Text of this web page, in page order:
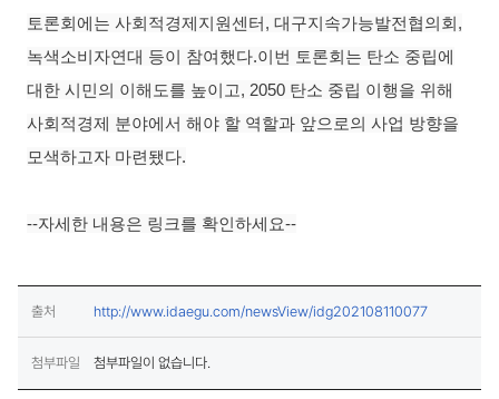
토론회에는 사회적경제지원센터, 대구지속가능발전협의회,
녹색소비자연대 등이 참여했다.이번 토론회는 탄소 중립에
대한 시민의 이해도를 높이고, 2050 탄소 중립 이행을 위해
사회적경제 분야에서 해야 할 역할과 앞으로의 사업 방향을
모색하고자 마련됐다.
--자세한 내용은 링크를 확인하세요--
출처
http://www.idaegu.com/newsView/idg202108110077
첨부파일
첨부파일이 없습니다.